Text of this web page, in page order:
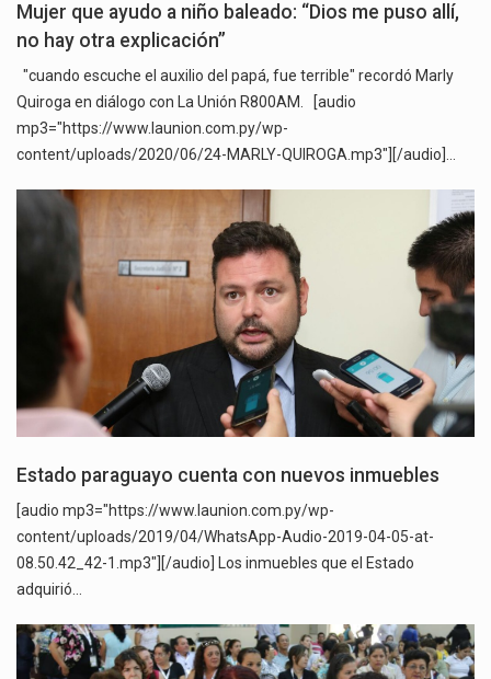
Mujer que ayudo a niño baleado: “Dios me puso allí,
no hay otra explicación”
"cuando escuche el auxilio del papá, fue terrible" recordó Marly
Quiroga en diálogo con La Unión R800AM. [audio
mp3="https://www.launion.com.py/wp-
content/uploads/2020/06/24-MARLY-QUIROGA.mp3"][/audio]…
Estado paraguayo cuenta con nuevos inmuebles
[audio mp3="https://www.launion.com.py/wp-
content/uploads/2019/04/WhatsApp-Audio-2019-04-05-at-
08.50.42_42-1.mp3"][/audio] Los inmuebles que el Estado
adquirió…